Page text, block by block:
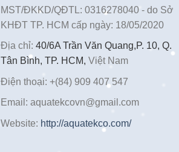
MST/ĐKKD/QĐTL: 0316278040 - do Sở
KHĐT TP. HCM cấp ngày: 18/05/2020
Địa chỉ: 40/6A Trần Văn Quang,P. 10, Q.
Tân Bình, TP. HCM, Việt Nam
Điện thoại: +(84) 909 407 547
Email: aquatekcovn@gmail.com
Website: http://aquatekco.com/